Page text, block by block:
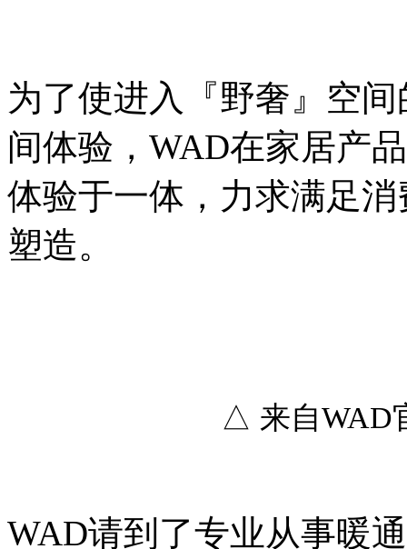
为了使进入『野奢』空
间体验，WAD在家居产
体验于一体，力求满足
塑造。
△ 来自WAD
WAD请到了专业从事暖